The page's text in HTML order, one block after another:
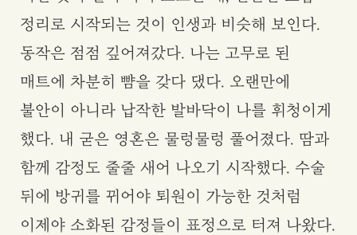
정리로 시작되는 것이 인생과 비슷해 보인다.
동작은 점점 깊어져갔다. 나는 고무로 된
매트에 차분히 뺨을 갖다 댔다. 오랜만에
불안이 아니라 납작한 발바닥이 나를 휘청이게
했다. 내 굳은 영혼은 물렁물렁 풀어졌다. 땀과
함께 감정도 줄줄 새어 나오기 시작했다. 수술
뒤에 방귀를 뀌어야 퇴원이 가능한 것처럼
이제야 소화된 감정들이 표정으로 터져 나왔다.